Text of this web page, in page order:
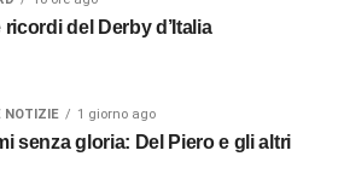
ricordi del Derby d’Italia
NOTIZIE 1 giorno ago
senza gloria: Del Piero e gli altri